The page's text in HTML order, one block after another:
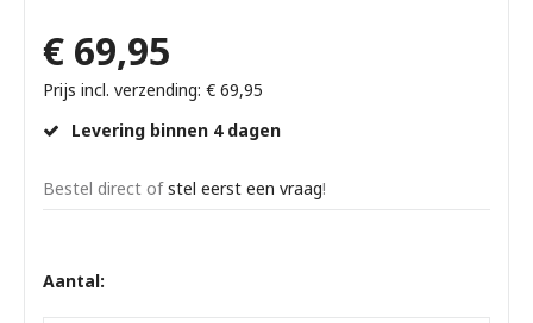
€ 69,95
Prijs incl. verzending: € 69,95
Levering binnen 4 dagen
Bestel direct ofstel eerst een vraag!
Aantal: